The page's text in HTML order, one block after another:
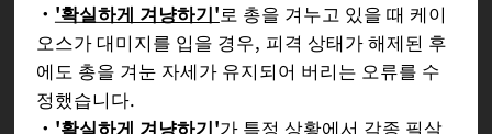
・ '확실하게 겨냥하기'로 총을 겨누고 있을 때 케이
오스가 대미지를 입을 경우, 피격 상태가 해제된 후
에도 총을 겨눈 자세가 유지되어 버리는 오류를 수
정했습니다.
・ '확실하게 겨냥하기'가 특정 상황에서 각종 필살